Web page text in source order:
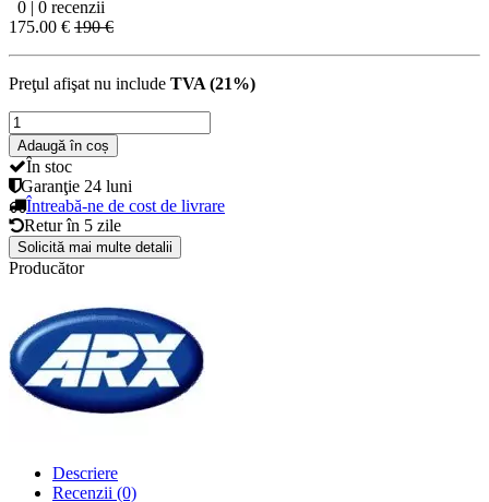
0 | 0 recenzii
175.00 € 190 €
Preţul afişat nu include TVA (21%)
Adaugă în coș
În stoc
Garanţie 24 luni
Întreabă-ne de cost de livrare
Retur în 5 zile
Solicită mai multe detalii
Producător
Descriere
Recenzii (0)